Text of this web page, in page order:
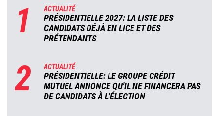
1 ACTUALITÉ
PRÉSIDENTIELLE 2027: LA LISTE DES
CANDIDATS DÉJÀ EN LICE ET DES
PRÉTENDANTS
2 ACTUALITÉ
PRÉSIDENTIELLE: LE GROUPE CRÉDIT
MUTUEL ANNONCE QU'IL NE FINANCERA PAS
DE CANDIDATS À L'ÉLECTION